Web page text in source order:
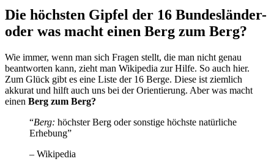
Die höchsten Gipfel der 16 Bundesländer-
oder was macht einen Berg zum Berg?
Wie immer, wenn man sich Fragen stellt, die man nicht genau
beantworten kann, zieht man Wikipedia zur Hilfe. So auch hier.
Zum Glück gibt es eine Liste der 16 Berge. Diese ist ziemlich
akkurat und hilft auch uns bei der Orientierung. Aber was macht
einen Berg zum Berg?
“Berg: höchster Berg oder sonstige höchste natürliche
Erhebung”
– Wikipedia